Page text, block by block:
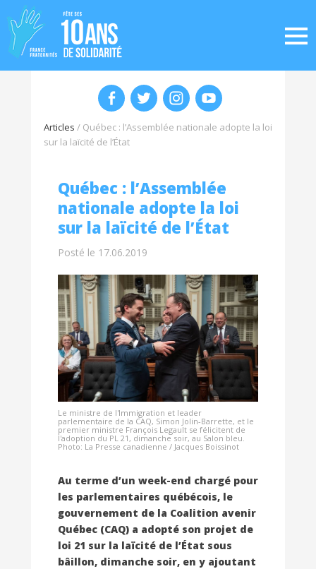
Articles / Québec : l’Assemblée nationale adopte la loi
sur la laïcité de l’État
Québec : l’Assemblée
nationale adopte la loi
sur la laïcité de l’État
Posté le 17.06.2019
Le ministre de l'Immigration et leader
parlementaire de la CAQ, Simon Jolin-Barrette, et le
premier ministre François Legault se félicitent de
l'adoption du PL 21, dimanche soir, au Salon bleu.
Photo: La Presse canadienne / Jacques Boissinot
Au terme d’un week-end chargé pour
les parlementaires québécois, le
gouvernement de la Coalition avenir
Québec (CAQ) a adopté son projet de
loi 21 sur la laïcité de l’État sous
bâillon, dimanche soir, en y ajoutant